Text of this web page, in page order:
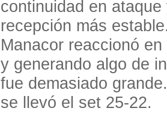
continuidad en ataque
recepción más
Manacor reaccionó
y generando algo de
fue demasiado
se llevó el set 25-22.